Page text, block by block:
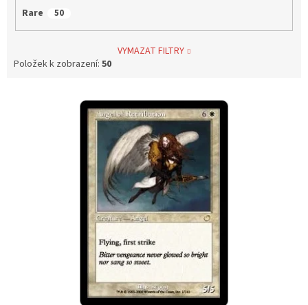
Rare 50
VYMAZAT FILTRY
Položek k zobrazení: 50